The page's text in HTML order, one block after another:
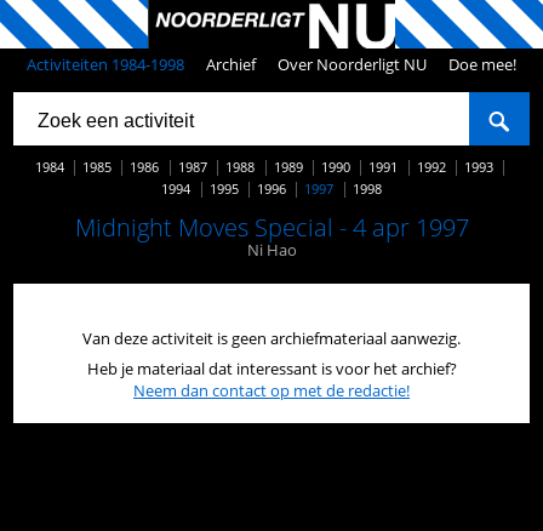
Activiteiten 1984-1998 Archief Over Noorderligt NU Doe mee!
1984 1985 1986 1987 1988 1989 1990 1991 1992
1993
1994
1995 1996 1997 1998
Midnight Moves Special - 4 apr 1997
Ni Hao
Van deze activiteit is geen archiefmateriaal aanwezig.
Heb je materiaal dat interessant is voor het archief?
Neem dan contact op met de redactie!